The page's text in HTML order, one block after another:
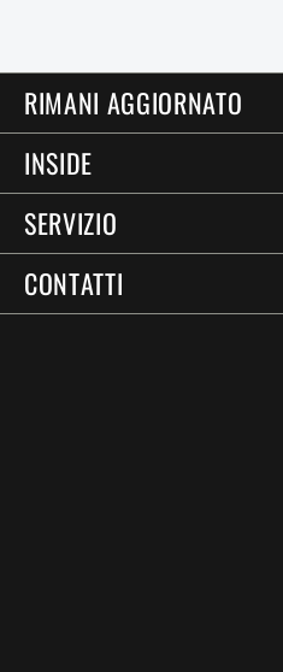
RIMANI AGGIORNATO
INSIDE
SERVIZIO
CONTATTI